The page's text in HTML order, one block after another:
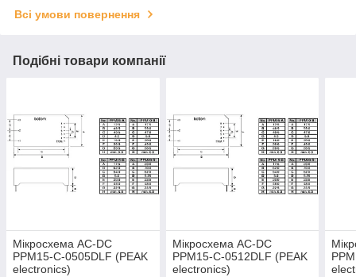
Всі умови повернення
Подібні товари компанії
Мікросхема AC-DC
PPM15-C-0505DLF (PEAK
electronics)
Мікросхема AC-DC
PPM15-C-0512DLF (PEAK
electronics)